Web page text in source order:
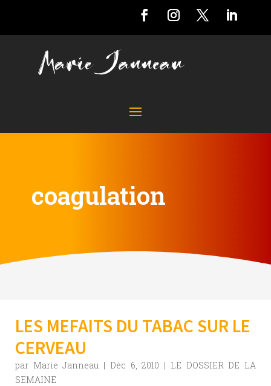
coagulation
LES MEFAITS DU TABAC SUR LE
CERVEAU
par Marie Janneau | Déc 6, 2010 | LE DOSSIER DE LA
SEMAINE